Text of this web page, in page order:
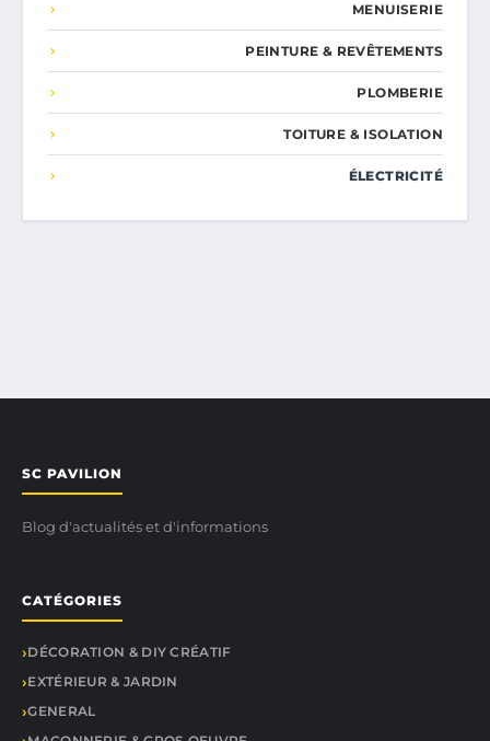
MENUISERIE
PEINTURE & REVÊTEMENTS
PLOMBERIE
TOITURE & ISOLATION
ÉLECTRICITÉ
SC PAVILION
Blog d'actualités et d'informations
CATÉGORIES
DÉCORATION & DIY CRÉATIF
EXTÉRIEUR & JARDIN
GENERAL